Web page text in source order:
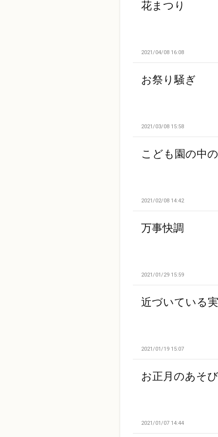
花まつり
2021/04/08 16:08
お祭り騒ぎ
2021/03/08 15:58
こども園の中
2021/02/08 14:42
万事快調
2021/01/29 15:59
近づいている
2021/01/19 15:07
お正月のあそび
2021/01/07 14:44